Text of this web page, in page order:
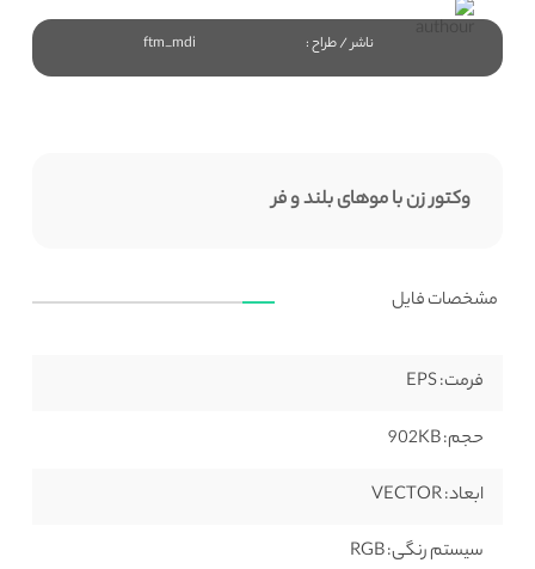
ناشر / طراح : ftm_mdi
وکتور زن با موهای بلند و فر
مشخصات فایل
فرمت:
حجم:
ابعاد:
سیستم رنگی: